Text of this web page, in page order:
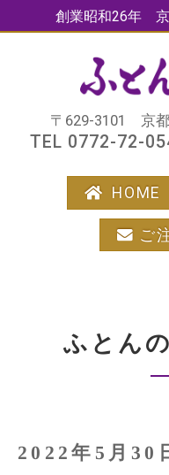
創業昭和26年 京
〒629-3101 京
TEL 0772-72-
HOME
ご
ふとん
2022年5月30